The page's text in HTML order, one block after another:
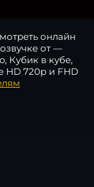
онлайн
от —
Кубик в кубе,
HD 720p и FHD